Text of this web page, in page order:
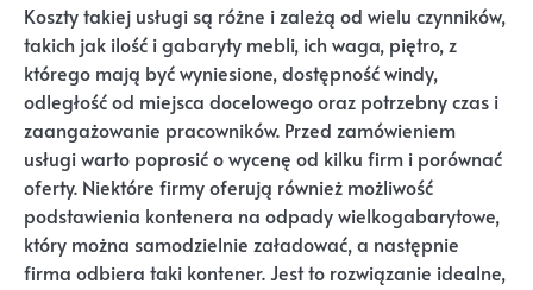
Koszty takiej usługi są różne i zależą od wielu czynników,
takich jak ilość i gabaryty mebli, ich waga, piętro, z
którego mają być wyniesione, dostępność windy,
odległość od miejsca docelowego oraz potrzebny czas i
zaangażowanie pracowników. Przed zamówieniem
usługi warto poprosić o wycenę od kilku firm i porównać
oferty. Niektóre firmy oferują również możliwość
podstawienia kontenera na odpady wielkogabarytowe,
który można samodzielnie załadować, a następnie
firma odbiera taki kontener. Jest to rozwiązanie idealne,